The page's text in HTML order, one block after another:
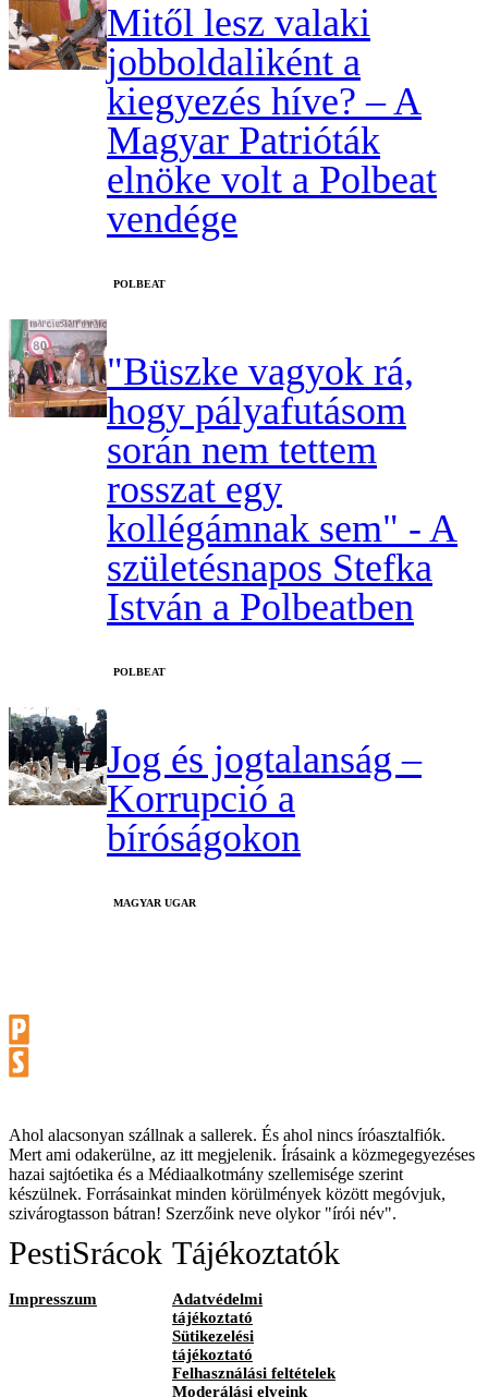
Mitől lesz valaki
jobboldaliként a
kiegyezés híve? – A
Magyar Patrióták
elnöke volt a Polbeat
vendége
‎POLBEAT
"Büszke vagyok rá,
hogy pályafutásom
során nem tettem
rosszat egy
kollégámnak sem" - A
születésnapos Stefka
István a Polbeatben
‎POLBEAT
Jog és jogtalanság –
Korrupció a
bíróságokon
MAGYAR UGAR
Ahol alacsonyan szállnak a sallerek. És ahol nincs íróasztalfiók.
Mert ami odakerülne, az itt megjelenik. Írásaink a közmegegyezéses
hazai sajtóetika és a Médiaalkotmány szellemisége szerint
készülnek. Forrásainkat minden körülmények között megóvjuk,
szivárogtasson bátran! Szerzőink neve olykor "írói név".
PestiSrácok
Impresszum
Tájékoztatók
Adatvédelmi
tájékoztató
Sütikezelési
tájékoztató
Felhasználási feltételek
Moderálási elveink